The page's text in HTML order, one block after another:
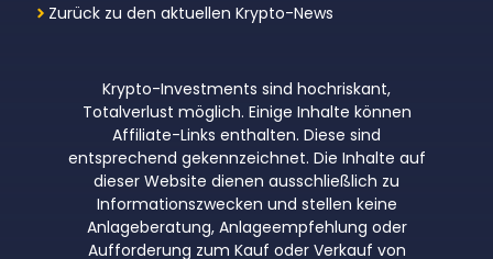
Zurück zu den aktuellen Krypto-News
Krypto-Investments sind hochriskant,
Totalverlust möglich. Einige Inhalte können
Affiliate-Links enthalten. Diese sind
entsprechend gekennzeichnet. Die Inhalte auf
dieser Website dienen ausschließlich zu
Informationszwecken und stellen keine
Anlageberatung, Anlageempfehlung oder
Aufforderung zum Kauf oder Verkauf von